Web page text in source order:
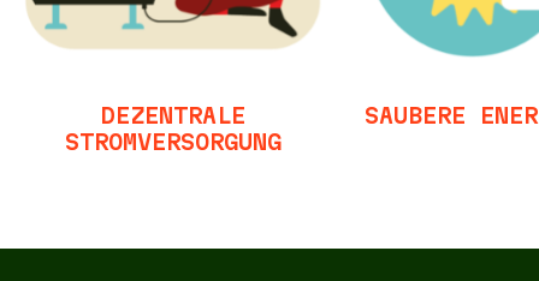
DEZENTRALE
STROMVERSORGUNG
SAUBERE